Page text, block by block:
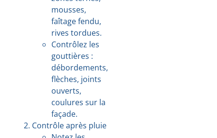
mousses,
faîtage fendu,
rives tordues.
Contrôlez les
gouttières :
débordements,
flèches, joints
ouverts,
coulures sur la
façade.
Contrôle après pluie